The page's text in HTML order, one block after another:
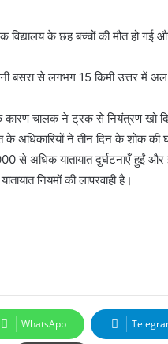
विद्यालय के छह बच्चों की मौत हो गई
बसरा से लगभग 15 किमी उत्तर
चालक ने ट्रक से नियंत्रण खो
के अधिकारियों ने तीन दिन के शोक की
से अधिक यातायात दुर्घटनाएँ हुईं
नियमों की लापरवाही है।
WhatsApp